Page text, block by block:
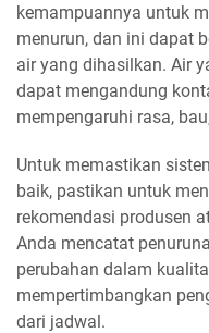
kemampuannya untuk
menurun, dan ini dapat
air yang dihasilkan. Air
dapat mengandung
mempengaruhi rasa,
Untuk memastikan
baik, pastikan untuk
rekomendasi produsen
Anda mencatat
perubahan dalam
mempertimbangkan
dari jadwal.